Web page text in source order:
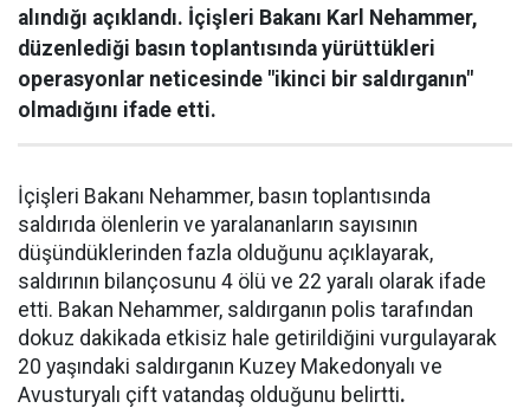
alındığı açıklandı. İçişleri Bakanı Karl Nehammer,
düzenlediği basın toplantısında yürüttükleri
operasyonlar neticesinde "ikinci bir saldırganın"
olmadığını ifade etti.
İçişleri Bakanı Nehammer, basın toplantısında
saldırıda ölenlerin ve yaralananların sayısının
düşündüklerinden fazla olduğunu açıklayarak,
saldırının bilançosunu 4 ölü ve 22 yaralı olarak ifade
etti. Bakan Nehammer, saldırganın polis tarafından
dokuz dakikada etkisiz hale getirildiğini vurgulayarak
20 yaşındaki saldırganın Kuzey Makedonyalı ve
Avusturyalı çift vatandaş olduğunu belirtti.